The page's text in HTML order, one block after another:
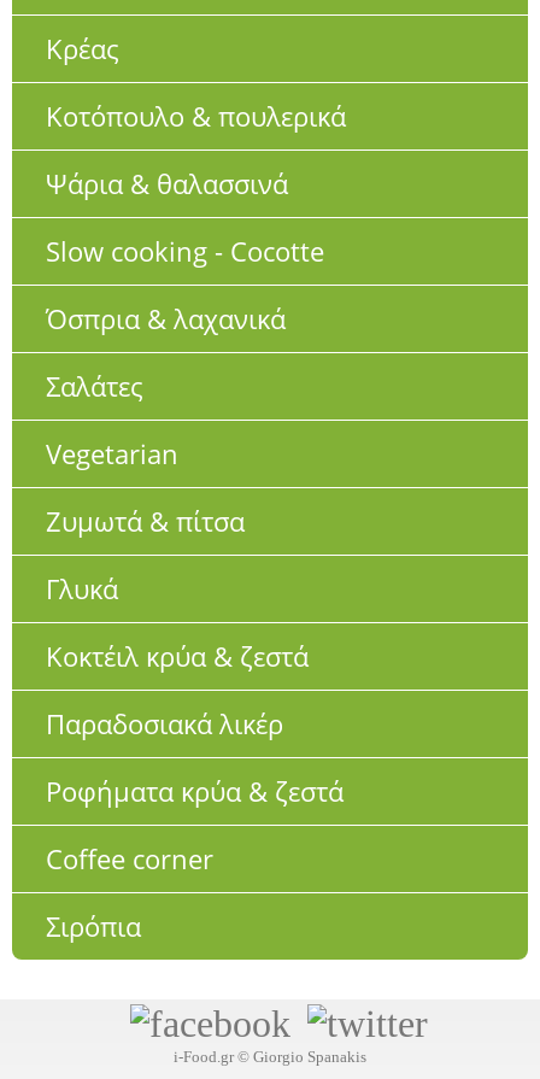
Κρέας
Κοτόπουλο & πουλερικά
Ψάρια & θαλασσινά
Slow cooking - Cocotte
Όσπρια & λαχανικά
Σαλάτες
Vegetarian
Ζυμωτά & πίτσα
Γλυκά
Κοκτέιλ κρύα & ζεστά
Παραδοσιακά λικέρ
Ροφήματα κρύα & ζεστά
Coffee corner
Σιρόπια
i-Food.gr © Giorgio Spanakis